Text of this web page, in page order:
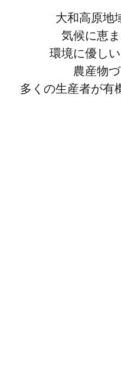
大和高原地
気候に恵
環境に優し
農産物
多くの生産者が有